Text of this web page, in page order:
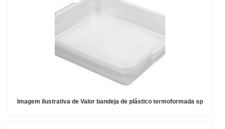
Imagem ilustrativa de Valor bandeja de plástico termoformada sp